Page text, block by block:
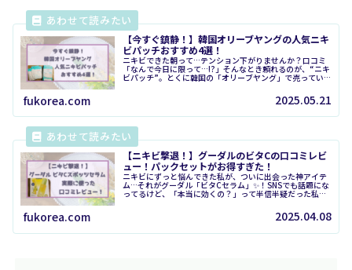
【今すぐ鎮静！】韓国オリーブヤングの人気ニキ
ビパッチおすすめ4選！
ニキビできた朝って…テンション下がりませんか？口コミ
「なんで今日に限って…!?」そんなとき頼れるのが、“ニキ
ビパッチ”。とくに韓国の「オリーブヤング」で売ってい
fukorea.com 2025.05.21
【ニキビ撃退！】グーダルのビタCの口コミレビ
ュー！パックセットがお得すぎた！
ニキビにずっと悩んできた私が、ついに出会った神アイテ
ム…それがグーダル「ビタCセラム」✨！SNSでも話題にな
ってるけど、「本当に効くの？」って半信半疑だった私。
fukorea.com 2025.04.08